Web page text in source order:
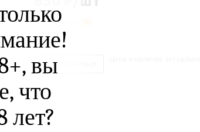
В наличии (8)
Поделиться
вы
что
лет?